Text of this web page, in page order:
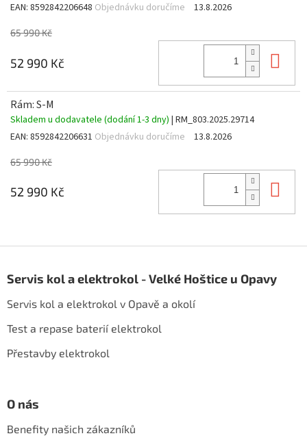
EAN: 8592842206648 Objednávku doručíme 13.8.2026
65 990 Kč
52 990 Kč
Rám: S-M
Skladem u dodavatele (dodání 1-3 dny) | RM_803.2025.29714
EAN: 8592842206631 Objednávku doručíme 13.8.2026
65 990 Kč
52 990 Kč
pServis kol a elektrokol - Velké Hoštice u Opavy
Servis kol a elektrokol v Opavě a okolí
Test a repase baterií elektrokol
Přestavby elektrokol
O nás
Benefity našich zákazníků